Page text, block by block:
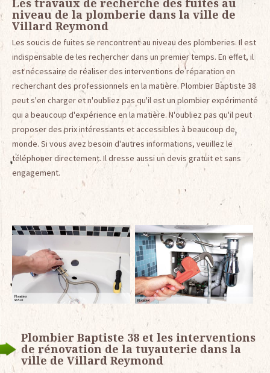
niveau de la plomberie dans la ville de
Villard Reymond
Les soucis de fuites se rencontrent au niveau des plomberies. Il est
indispensable de les rechercher dans un premier temps. En effet, il
est nécessaire de réaliser des interventions de réparation en
recherchant des professionnels en la matière. Plombier Baptiste 38
peut s'en charger et n'oubliez pas qu'il est un plombier expérimenté
qui a beaucoup d'expérience en la matière. N'oubliez pas qu'il peut
proposer des prix intéressants et accessibles à beaucoup de
monde. Si vous avez besoin d'autres informations, veuillez le
téléphoner directement. Il dresse aussi un devis gratuit et sans
engagement.
Plombier Baptiste 38 et les interventions
de rénovation de la tuyauterie dans la
ville de Villard Reymond